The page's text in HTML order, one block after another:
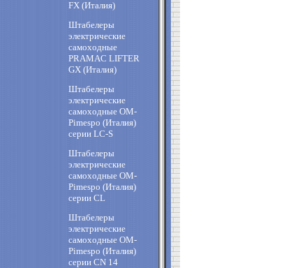
FX (Италия)
Штабелеры
электрические
самоходные
PRAMAC LIFTER
GX (Италия)
Штабелеры
электрические
самоходные OM-
Pimespo (Италия)
cерии LC-S
Штабелеры
электрические
самоходные OM-
Pimespo (Италия)
cерии CL
Штабелеры
электрические
самоходные OM-
Pimespo (Италия)
cерии CN 14